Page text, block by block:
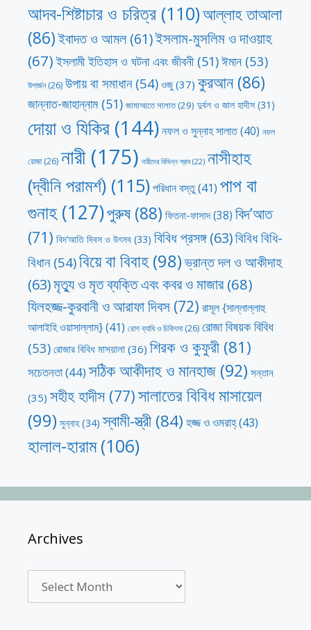
আদব-শিষ্টাচার ও চরিত্র (110)আল্লাহ তাআলা
(86)ইবাদত ও আমল(61)ইসলাম-মুসলিম ও দাওয়াহ
(67) ইসলামী ইতিহাস ও ঘটনা এবং জীবনী(51)ঈমান (53)
উপার্জন(26) উপায় বা সমাধান(54) ওজু (37) কুরআন(86)
জান্নাত-জাহান্নাম(51) জামাআতে সালাত(29) দুর্বল ও জাল হাদীস (31)
দোয়া ও যিকির (144)নফল ও সুন্নাহ সালাত(40) নফল
রোজা(26) নারী(175) নারীদের বিভিন্ন স্রাব(22) নাসীহাহ
(দ্বীনি পরামর্শ) (115)পরিধান বস্তু(41) পাপ বা
গুনাহ(127)পুরুষ(88) ফিতনা-ফাসাদ(38) বিদ’আত
(71) বিদ’আতি দিবস ও উৎসব (33) বিবিধ প্রসঙ্গ(63)বিবিধ বিধি-
বিধান(54)বিয়ে বা বিবাহ (98)ভ্রান্ত দল ও আকীদাহ
(63)মৃত্যু ও মৃত ব্যক্তি এবং কবর ও মাজার(68)
যিলহজ্জ-কুরবানী ও আরাফা দিবস (72) রাসূল {সাল্লাল্লাহু
আলাইহি ওয়াসাল্লাম}(41) রোগ ব্যাধি ও চিকিৎসা(26) রোজা বিষয়ক বিবিধ
(53) রোজার বিবিধ মাসয়ালা (36) শিরক ও কুফুরী (81)
সচেতনতা(44) সঠিক আকীদাহ ও মানহাজ (92) সন্তান
(35) সহীহ হাদীস(77)সালাতের বিবিধ মাসায়েল
(99) সুন্নাহ(34) স্বামী-স্ত্রী(84) হজ্জ ও ওমরাহ্‌(43)
হালাল-হারাম(106)
Archives